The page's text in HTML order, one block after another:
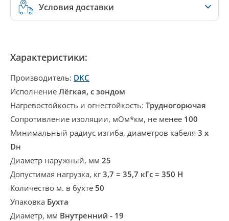
Условия доставки
Характеристики:
Производитель: DKC
Исполнение Лёгкая, с зондом
Нагревостойкость и огнестойкость: Трудногорючая
Сопротивление изоляции, мОм*км, не менее 100
Минимальный радиус изгиба, диаметров кабеля 3 х
Dн
Диаметр наружный, мм 25
Допустимая нагрузка, кг3,7 = 35,7 кГс = 350 Н
Количество м. в бухте 50
Упаковка Бухта
Диаметр, мм Внутренний - 19